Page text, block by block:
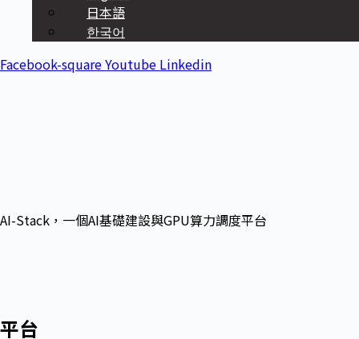
日本語
한국어
Facebook-squareYoutube Linkedin
AI-Stack，一個AI基礎建設與GPU算力調度平台
平台